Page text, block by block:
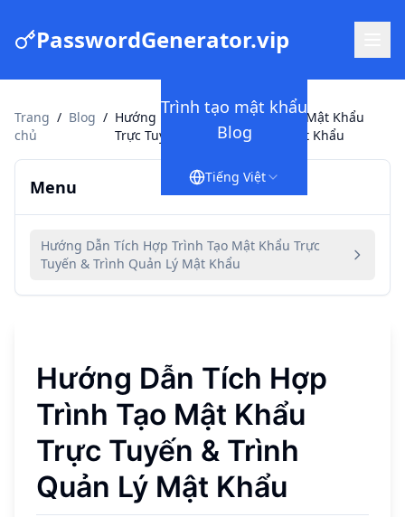
PasswordGenerator.vip
Trình tạo mật khẩu
Blog
Tiếng Việt
Trang
chủ
/ Blog / Hướng Dẫn Tích Hợp Trình Tạo Mật Khẩu
Trực Tuyến & Trình Quản Lý Mật Khẩu
Menu
Hướng Dẫn Tích Hợp Trình Tạo Mật Khẩu Trực
Tuyến & Trình Quản Lý Mật Khẩu
Hướng Dẫn Tích Hợp
Trình Tạo Mật Khẩu
Trực Tuyến & Trình
Quản Lý Mật Khẩu